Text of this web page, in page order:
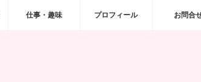
仕事・趣味 プロフィール お問合